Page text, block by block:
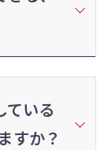
ている
すか？